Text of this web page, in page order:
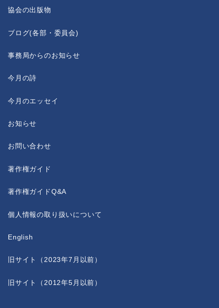
協会の出版物
ブログ(各部・委員会)
事務局からのお知らせ
今月の詩
今月のエッセイ
お知らせ
お問い合わせ
著作権ガイド
著作権ガイドQ&A
個人情報の取り扱いについて
English
旧サイト（2023年7月以前）
旧サイト（2012年5月以前）